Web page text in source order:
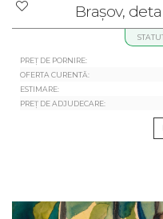
Brașov,
PREȚ DE PORNIRE:
OFERTA CURENTĂ:
ESTIMARE:
PREȚ DE ADJUDECARE: